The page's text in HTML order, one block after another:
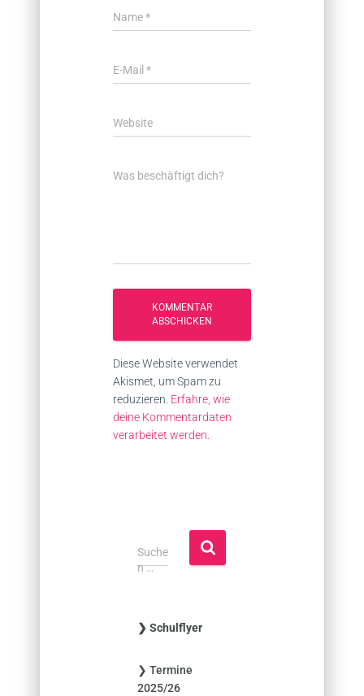
Name*
E-Mail *
Website
Was beschäftigt dich?
Diese Website verwendet
Akismet, um Spam zu
reduzieren. Erfahre, wie
deine Kommentardaten
verarbeitet werden.
S
u
n
a
c
Suche
n …
❯ Schulflyer
❯ Termine
2025/26